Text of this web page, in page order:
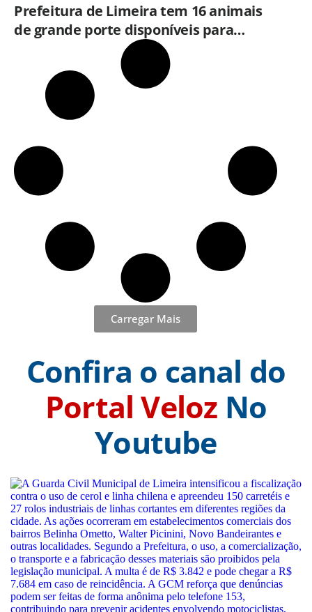
Prefeitura de Limeira tem 16 animais
de grande porte disponíveis para
adoção no Horto
Carregar Mais
Confira o canal do
Portal Veloz No
Youtube